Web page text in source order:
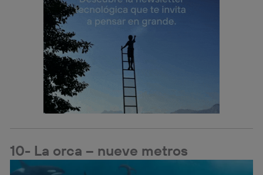
10- La orca – nueve metros